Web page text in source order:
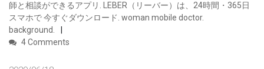
師と相談ができるアプリ. LEBER（リーバー）は、24時間・365日
スマホで 今すぐダウンロード. woman mobile doctor.
background.
4 Comments